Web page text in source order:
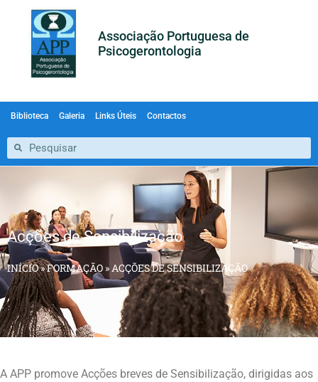
Associação Portuguesa de
Psicogerontologia
Biblioteca Galeria Links Úteis Contactos
Acções de Sensibilização
INÍCIO»FORMAÇÃO »ACÇÕES DE SENSIBILIZAÇÃO
A APP promove Acções breves de Sensibilização, dirigidas aos